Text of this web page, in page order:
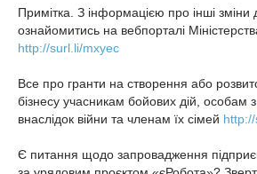
Примітка. З інформацією про інші
ознайомитись на вебпорталі
http://surl.li/mxyec
Все про гранти на створення або
бізнесу учасникам бойових дій, особам з
внаслідок війни та членам їх сімей
Є питання щодо запровадження